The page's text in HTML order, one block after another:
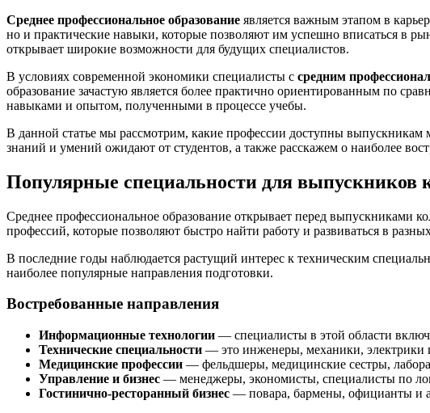
Среднее профессиональное образование является важным этапом в
но и практические навыки, которые позволяют им успешно вписаться в
открывает широкие возможности для будущих специалистов.
В условиях современной экономики специалисты с средним
образование зачастую является более практично ориентированным по
навыками и опытом, полученными в процессе учебы.
В данной статье мы рассмотрим, какие профессии доступны выпускникам
знаний и умений ожидают от студентов, а также расскажем о наиболее
Популярные специальности для выпускников
Среднее профессиональное образование открывает перед
профессий, которые позволяют быстро найти работу и развиваться в
В последние годы наблюдается растущий интерес к техническим
наиболее популярные направления подготовки.
Востребованные направления
Информационные технологии — специалисты в этой области
Технические специальности — это инженеры, механики, электрики
Медицинские профессии — фельдшеры, медицинские сестры,
Управление и бизнес — менеджеры, экономисты, специалисты по
Гостинично-ресторанный бизнес — повара, бармены, официанты и